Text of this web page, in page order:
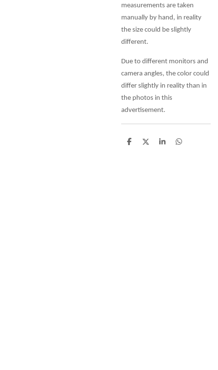
measurements are taken
manually by hand, in reality
the size could be slightly
different.
Due to different monitors and
camera angles, the color could
differ slightly in reality than in
the photos in this
advertisement.
D
D
S
D